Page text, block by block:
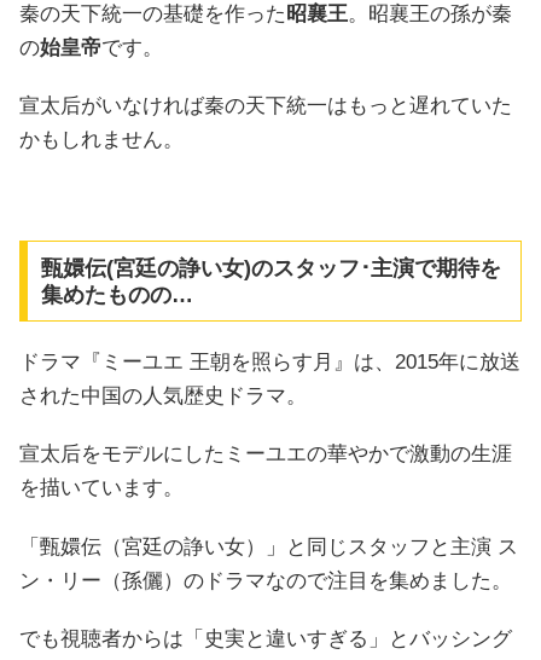
秦の天下統一の基礎を作った 昭襄王。昭襄王の孫が秦
の始皇帝です。
宣太后がいなければ秦の天下統一はもっと遅れていた
かもしれません。
甄嬛伝(宮廷の諍い女)のスタッフ･主演で期待を
集めたものの…
ドラマ『ミーユエ 王朝を照らす月』は、2015年に放送
された中国の人気歴史ドラマ。
宣太后をモデルにしたミーユエの華やかで激動の生涯
を描いています。
「甄嬛伝（宮廷の諍い女）」と同じスタッフと主演 ス
ン・リー（孫儷）のドラマなので注目を集めました。
でも視聴者からは「史実と違いすぎる」とバッシング